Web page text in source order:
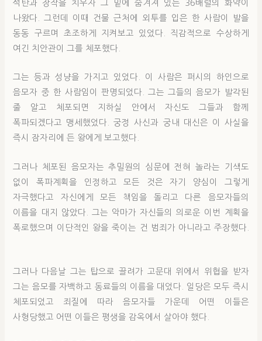
석탄과 장작을 치우자 그 밑에 숨겨져 있는 36배럴의 화약이
나왔다. 그런데 이때 건물 근처에 외투를 입은 한 사람이 발을
동동 구르며 초조하게 지켜보고 있었다. 직감적으로 수상하게
여긴 치안관이 그를 체포했다.
그는 등과 성냥을 가지고 있었다. 이 사람은 퍼시의 하인으로
음모자 중 한 사람임이 판명되었다. 그는 그들의 음모가 발각된
줄 알고 체포되면 지하실 안에서 자신도 그들과 함께
폭파되겠다고 맹세했었다. 궁정 사신과 궁내 대신은 이 사실을
즉시 잠자리에 든 왕에게 보고했다.
그러나 체포된 음모자는 추밀원의 심문에 전혀 놀라는 기색도
없이 폭파계획을 인정하고 모든 것은 자기 양심이 그렇게
자극했다고 자신에게 모든 책임을 돌리고 다른 음모자들의
이름을 대지 않았다. 그는 악마가 자신들의 의로운 이번 계획을
폭로했으며 이단적인 왕을 죽이는 건 범죄가 아니라고 주장했다.
그러나 다음날 그는 탑으로 끌려가 고문대 위에서 위협을 받자
그는 음모를 자백하고 동료들의 이름을 대었다. 일당은 모두 즉시
체포되었고 죄질에 따라 음모자들 가운데 어떤 이들은
사형당했고 어떤 이들은 평생을 감옥에서 살아야 했다.